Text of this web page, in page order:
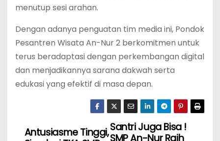
menutup sesi arahan.
Dengan adanya penguatan tim media ini, Pondok
Pesantren Wisata An-Nur 2 berkomitmen untuk
terus beradaptasi dengan perkembangan digital
dan menjadikannya sarana dakwah serta
edukasi yang efektif di masa depan.
N
Santri Juga Bisa !
SMP An-Nur Raih
Antusiasme Tinggi,